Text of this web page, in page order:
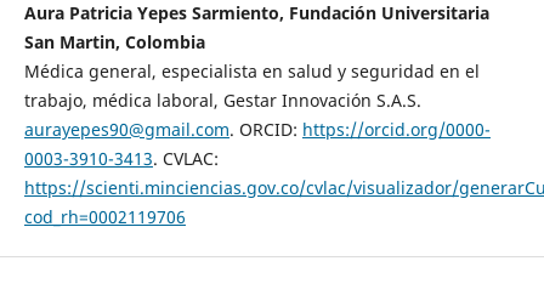
Aura Patricia Yepes Sarmiento, Fundación Universitaria
San Martin, Colombia
Médica general, especialista en salud y seguridad en el
trabajo, médica laboral, Gestar Innovación S.A.S.
aurayepes90@gmail.com. ORCID: https://orcid.org/0000-
0003-3910-3413. CVLAC:
https://scienti.minciencias.gov.co/cvlac/visualizador/
cod_rh=0002119706